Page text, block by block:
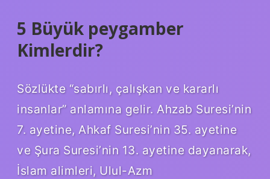
5 Büyük peygamber
Kimlerdir?
Sözlükte “sabırlı, çalışkan ve kararlı
insanlar” anlamına gelir. Ahzab Suresi’nin
7. ayetine, Ahkaf Suresi’nin 35. ayetine
ve Şura Suresi’nin 13. ayetine dayanarak,
İslam alimleri, Ulul-Azm